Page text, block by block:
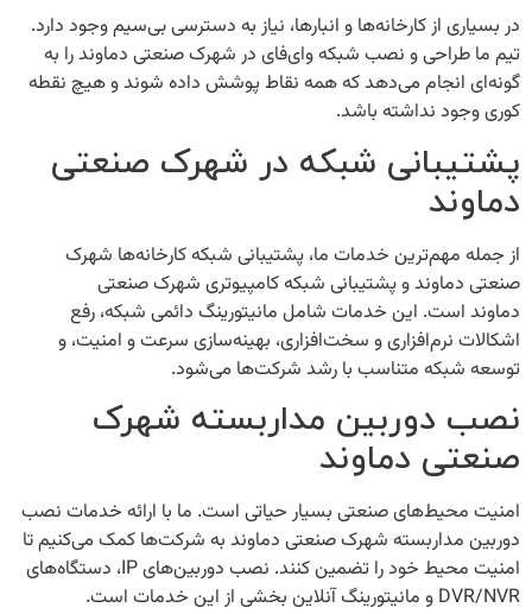
در بسیاری از کارخانه‌ها و انبارها، نیاز به دسترسی بی‌سیم وجود دارد.
تیم ما طراحی و نصب شبکه وای‌فای در شهرک صنعتی دماوندرا به
گونه‌ای انجام می‌دهد که همه نقاط پوشش داده شوند و هیچ نقطه
کوری وجود نداشته باشد.
پشتیبانی شبکه در شهرک صنعتی
دماوند
از جمله مهم‌ترین خدمات ما، پشتیبانی شبکه کارخانه‌ها شهرک
صنعتی دماوندوپشتیبانی شبکه کامپیوتری شهرک صنعتی
دماوند است. این خدمات شامل مانیتورینگ دائمی شبکه، رفع
اشکالات نرم‌افزاری و سخت‌افزاری، بهینه‌سازی سرعت و امنیت، و
توسعه شبکه متناسب با رشد شرکت‌ها می‌شود.
نصب دوربین مداربسته شهرک
صنعتی دماوند
امنیت محیط‌های صنعتی بسیار حیاتی است. ما با ارائه خدمات نصب
دوربین مداربسته شهرک صنعتی دماوند به شرکت‌ها کمک می‌کنیم تا
امنیت محیط خود را تضمین کنند. نصب دوربین‌های IP، دستگاه‌های
DVR/NVR و مانیتورینگ آنلاین بخشی از این خدمات است.